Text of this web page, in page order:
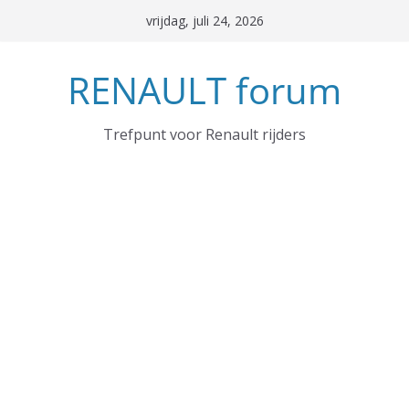
vrijdag, juli 24, 2026
RENAULT forum
Trefpunt voor Renault rijders